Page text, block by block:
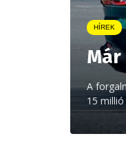
HÍREK
A
15 millió